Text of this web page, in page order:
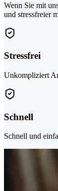
Wenn Sie mit
und stressfreier
Stressfrei
Unkompliziert
Schnell
Schnell und